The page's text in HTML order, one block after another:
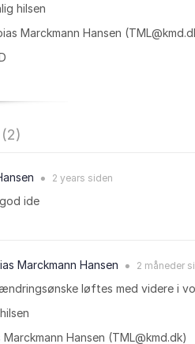
hilsen
Marckmann Hansen
2)
● 2 years siden
ide
Marckmann Hansen ● 2 måneder
løftes med videre i
Marckmann Hansen (TML@kmd.dk)